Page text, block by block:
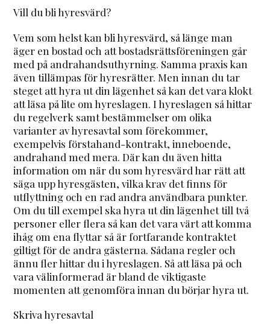
Vill du bli hyresvärd?
Vem som helst kan bli hyresvärd, så länge man
äger en bostad och att bostadsrättsföreningen går
med på andrahandsuthyrning. Samma praxis kan
även tillämpas för hyresrätter. Men innan du tar
steget att hyra ut din lägenhet så kan det vara klokt
att läsa på lite om hyreslagen. I hyreslagen så hittar
du regelverk samt bestämmelser om olika
varianter av hyresavtal som förekommer,
exempelvis förstahand-kontrakt, inneboende,
andrahand med mera. Där kan du även hitta
information om när du som hyresvärd har rätt att
säga upp hyresgästen, vilka krav det finns för
utflyttning och en rad andra användbara punkter.
Om du till exempel ska hyra ut din lägenhet till två
personer eller flera så kan det vara värt att komma
ihåg om ena flyttar så är fortfarande kontraktet
giltigt för de andra gästerna. Sådana regler och
ännu fler hittar du i hyreslagen. Så att läsa på och
vara välinformerad är bland de viktigaste
momenten att genomföra innan du börjar hyra ut.
Skriva hyresavtal